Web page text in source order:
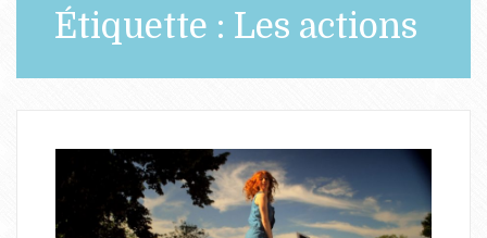
Étiquette : Les actions